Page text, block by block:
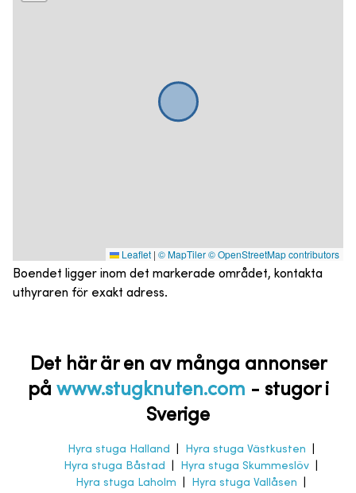
Leaflet | © MapTiler© OpenStreetMap contributors
Boendet ligger inom det markerade området, kontakta
uthyraren för exakt adress.
Det här är en av många annonser
på www.stugknuten.com - stugor i
Sverige
Hyra stuga Halland Hyra stuga Västkusten
Hyra stuga Båstad
Hyra stuga Skummeslöv
Hyra stuga Laholm
Hyra stuga Vallåsen